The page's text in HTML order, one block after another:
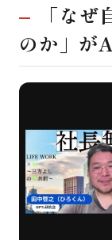
「な
のか」が